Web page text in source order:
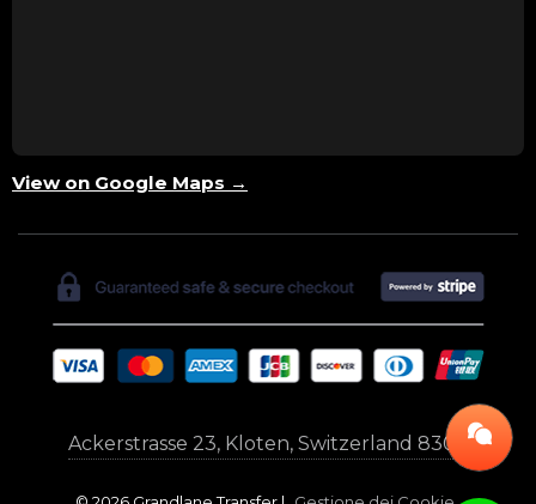
View on Google Maps →
Ackerstrasse 23, Kloten, Switzerland 8302